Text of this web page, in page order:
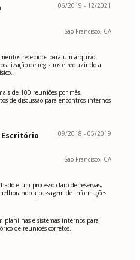
06/2019 - 12/2021
São Francisco, CA
recebidos para um arquivo
de registros e reduzindo a
de 100 reuniões por mês,
de discussão para encontros internos
Escritório 09/2018 - 05/2019
São Francisco, CA
e um processo claro de reservas,
a passagem de informações
planilhas e sistemas internos para
de reuniões corretos.